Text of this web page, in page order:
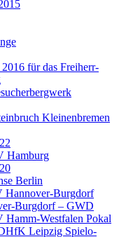
für das Freiherr-
Kleinenbremen
Hamburg
Berlin
Hannover-Burgdorf
Burgdorf – GWD
Westfalen Pokal
Leipzig Spielo-